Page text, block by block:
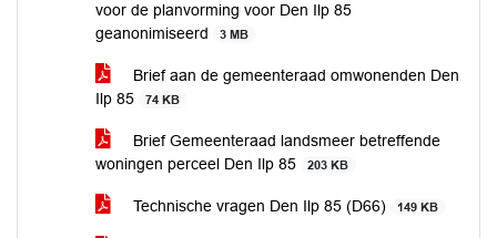
voor de planvorming voor Den Ilp 85
geanonimiseerd
3 MB
Brief aan de gemeenteraad omwonenden Den
Ilp 85
74 KB
Brief Gemeenteraad landsmeer betreffende
woningen perceel Den Ilp 85
203 KB
Technische vragen Den Ilp 85 (D66) 149 KB